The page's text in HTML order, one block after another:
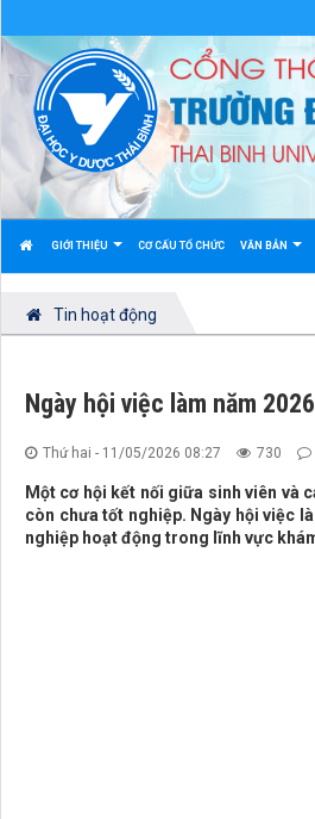
GIỚI THIỆU CƠ CẤU TỔ CHỨC VĂN BẢN
Tin hoạt động
Ngày hội việc làm năm
Thứ hai - 11/05/2026 08:27 730
Một cơ hội kết nối giữa sinh viên và
còn chưa tốt nghiệp. Ngày hội việc
nghiệp hoạt động trong lĩnh vực